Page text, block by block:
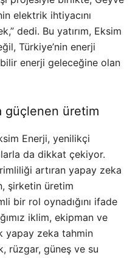
elektrik ihtiyacını
dedi. Bu yatırım, Eksim
Türkiye’nin enerji
enerji geleceğine olan
güçlenen üretim
Enerji, yenilikçi
da dikkat çekiyor.
artıran yapay zeka
şirketin üretim
bir rol oynadığını ifade
iklim, ekipman ve
yapay zeka tahmin
rüzgar, güneş ve su